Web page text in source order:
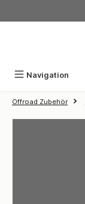
Navigation
Offroad Zubehör